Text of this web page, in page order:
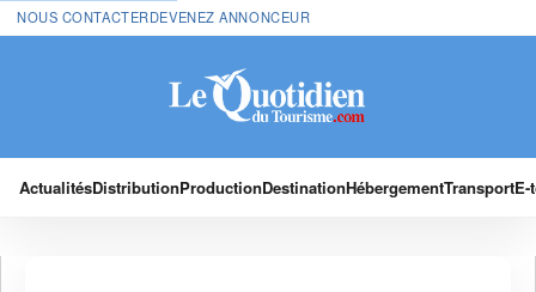
NOUS CONTACTERDEVENEZ ANNONCEUR
ActualitésDistributionProductionDestinationHébergementTransport